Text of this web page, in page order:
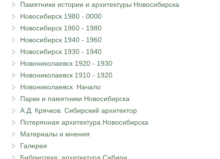
Памятники истории и архитектуры Новосибирска
Новосибирск 1980 - 0000
Новосибирск 1960 - 1980
Новосибирск 1940 - 1960
Новосибирск 1930 - 1940
Новониколаевск 1920 - 1930
Новониколаевск 1910 - 1920
Новониколаевск. Начало
Парки и памятники Новосибирска
А.Д. Крячков. Сибирский архитектор
Потерянная архитектура Новосибирска
Материалы и мнения
Галерея